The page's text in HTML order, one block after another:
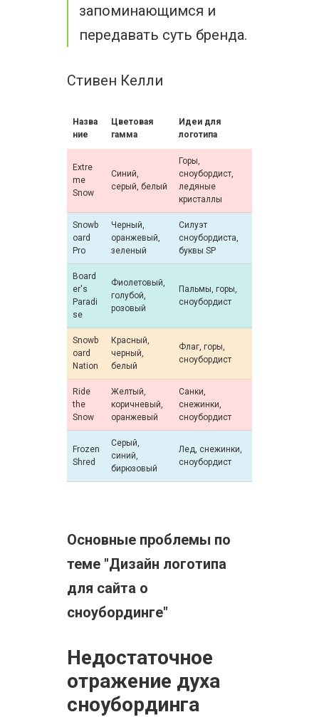
запоминающимся и
передавать суть бренда.
Стивен Келли
Назва
ние
Цветовая
гамма
Идеи для
логотипа
Extre
me
Snow
Синий,
серый, белый
Горы,
сноубордист,
ледяные
кристаллы
Snowb
oard
Pro
Черный,
оранжевый,
зеленый
Силуэт
сноубордиста,
буквы SP
Board
er's
Paradi
se
Фиолетовый,
голубой,
розовый
Пальмы, горы,
сноубордист
Snowb
oard
Nation
Красный,
черный,
белый
Флаг, горы,
сноубордист
Ride
the
Snow
Желтый,
коричневый,
оранжевый
Санки,
снежинки,
сноубордист
Frozen
Shred
Серый,
синий,
бирюзовый
Лед, снежинки,
сноубордист
Основные проблемы по
теме "Дизайн логотипа
для сайта о
сноубординге"
Недостаточное
отражение духа
сноубординга